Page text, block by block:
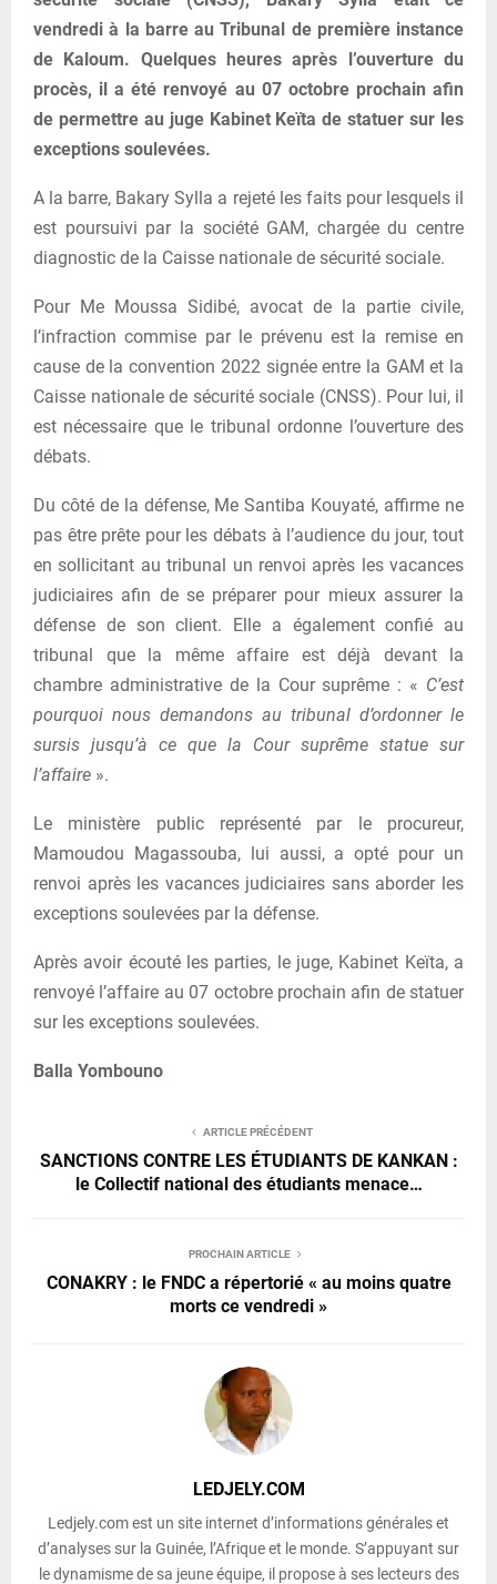
vendredi à la barre au Tribunal de première instance
de Kaloum. Quelques heures après l’ouverture du
procès, il a été renvoyé au 07 octobre prochain afin
de permettre au juge Kabinet Keïta de statuer sur les
exceptions soulevées.
A la barre, Bakary Sylla a rejeté les faits pour lesquels il
est poursuivi par la société GAM, chargée du centre
diagnostic de la Caisse nationale de sécurité sociale.
Pour Me Moussa Sidibé, avocat de la partie civile,
l’infraction commise par le prévenu est la remise en
cause de la convention 2022 signée entre la GAM et la
Caisse nationale de sécurité sociale (CNSS). Pour lui, il
est nécessaire que le tribunal ordonne l’ouverture des
débats.
Du côté de la défense, Me Santiba Kouyaté, affirme ne
pas être prête pour les débats à l’audience du jour, tout
en sollicitant au tribunal un renvoi après les vacances
judiciaires afin de se préparer pour mieux assurer la
défense de son client. Elle a également confié au
tribunal que la même affaire est déjà devant la
chambre administrative de la Cour suprême : « C’est
pourquoi nous demandons au tribunal d’ordonner le
sursis jusqu’à ce que la Cour suprême statue sur
l’affaire ».
Le ministère public représenté par le procureur,
Mamoudou Magassouba, lui aussi, a opté pour un
renvoi après les vacances judiciaires sans aborder les
exceptions soulevées par la défense.
Après avoir écouté les parties, le juge, Kabinet Keïta, a
renvoyé l’affaire au 07 octobre prochain afin de statuer
sur les exceptions soulevées.
Balla Yombouno
ARTICLE PRÉCÉDENT
SANCTIONS CONTRE LES ÉTUDIANTS DE KANKAN :
le Collectif national des étudiants menace…
PROCHAIN ARTICLE
CONAKRY : le FNDC a répertorié « au moins quatre
morts ce vendredi »
LEDJELY.COM
Ledjely.com est un site internet d’informations générales et
d’analyses sur la Guinée, l’Afrique et le monde. S’appuyant sur
le dynamisme de sa jeune équipe, il propose à ses lecteurs des